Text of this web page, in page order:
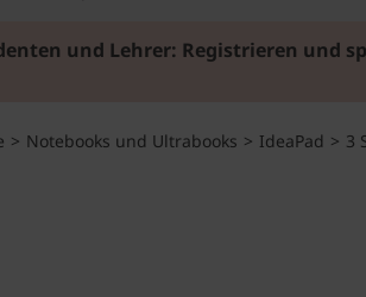
und Lehrer: Registrieren und
item 2 of 3
> Notebooks und Ultrabooks > IdeaPad > 3